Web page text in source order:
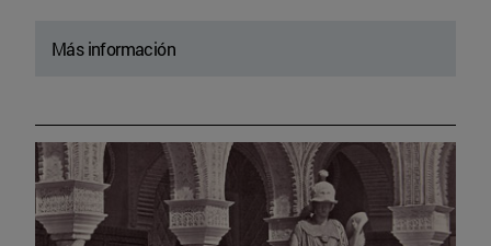
Más información